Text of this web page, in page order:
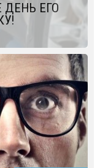
ДЕНЬ ЕГО